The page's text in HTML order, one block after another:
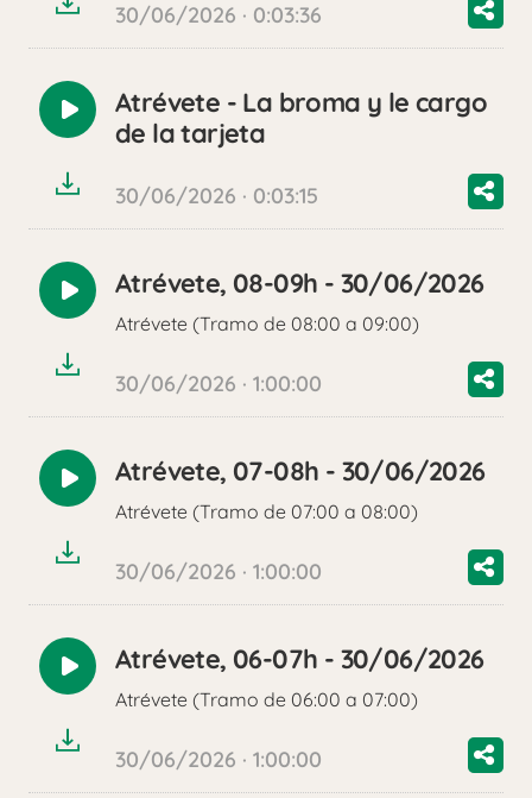
30/06/2026 · 0:03:36
Reproducir
audio
Atrévete - La broma y le cargo
de la tarjeta
30/06/2026 · 0:03:15
Reproducir
audio
Atrévete, 08-09h - 30/06/2026
Atrévete (Tramo de 08:00 a 09:00)
30/06/2026 · 1:00:00
Reproducir
audio
Atrévete, 07-08h - 30/06/2026
Atrévete (Tramo de 07:00 a 08:00)
30/06/2026 · 1:00:00
Reproducir
audio
Atrévete, 06-07h - 30/06/2026
Atrévete (Tramo de 06:00 a 07:00)
30/06/2026 · 1:00:00